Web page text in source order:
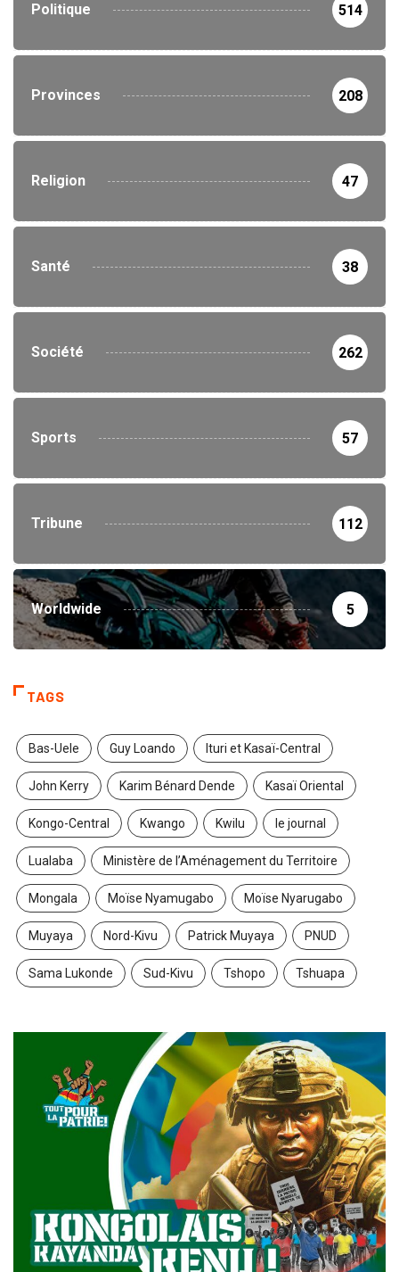
Politique 514
Provinces 208
Religion 47
Santé 38
Société 262
Sports 57
Tribune 112
Worldwide 5
TAGS
Bas-Uele Guy Loando Ituri et Kasaï-Central
John Kerry Karim Bénard Dende Kasaï Oriental
Kongo-Central Kwango Kwilu le journal
Lualaba Ministère de l’Aménagement du Territoire
Mongala Moïse Nyamugabo Moïse Nyarugabo
Muyaya Nord-Kivu Patrick Muyaya PNUD
Sama Lukonde Sud-Kivu Tshopo Tshuapa